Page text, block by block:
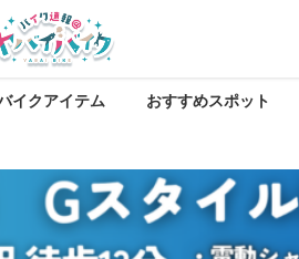
イクアイテム おすすめスポット